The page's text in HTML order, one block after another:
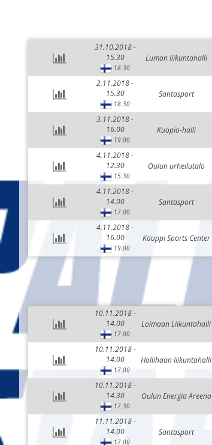
31.10.2018 -
15.30
18.30
Lumon liikuntahalli
2.11.2018 -
15.30
18.30
Santasport
3.11.2018 -
16.00
19.00
Kuopio-halli
4.11.2018 -
12.30
15.30
Oulun urheilutalo
4.11.2018 -
14.00
17.00
Santasport
4.11.2018 -
16.00
19.00
Kauppi Sports Center
10.11.2018 -
14.00
17.00
Loimaan Liikuntahalli
10.11.2018 -
14.00
17.00
Hollihaan liikuntahalli
10.11.2018 -
14.30
17.30
Oulun Energia Areena
11.11.2018 -
14.00
17.00
Santasport